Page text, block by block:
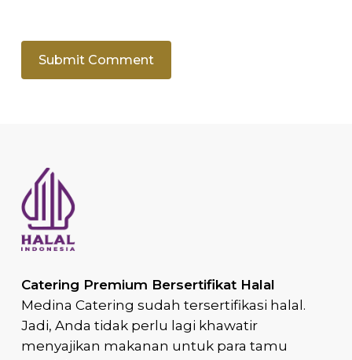
Catering Premium Bersertifikat Halal
Medina Catering sudah tersertifikasi halal.
Jadi, Anda tidak perlu lagi khawatir
menyajikan makanan untuk para tamu